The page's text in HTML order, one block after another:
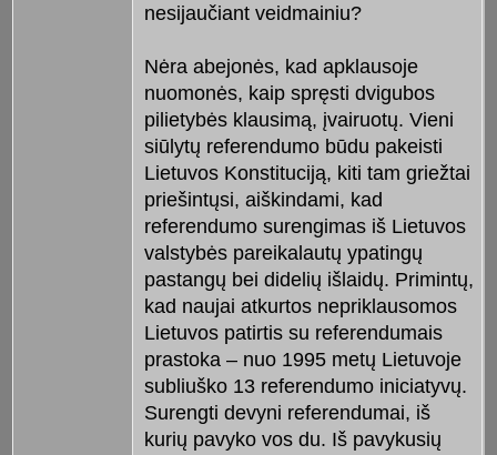
nesijaučiant veidmainiu?
Nėra abejonės, kad apklausoje
nuomonės, kaip spręsti dvigubos
pilietybės klausimą, įvairuotų. Vieni
siūlytų referendumo būdu pakeisti
Lietuvos Konstituciją, kiti tam griežtai
priešintųsi, aiškindami, kad
referendumo surengimas iš Lietuvos
valstybės pareikalautų ypatingų
pastangų bei didelių išlaidų. Primintų,
kad naujai atkurtos nepriklausomos
Lietuvos patirtis su referendumais
prastoka – nuo 1995 metų Lietuvoje
subliuško 13 referendumo iniciatyvų.
Surengti devyni referendumai, iš
kurių pavyko vos du. Iš pavykusių